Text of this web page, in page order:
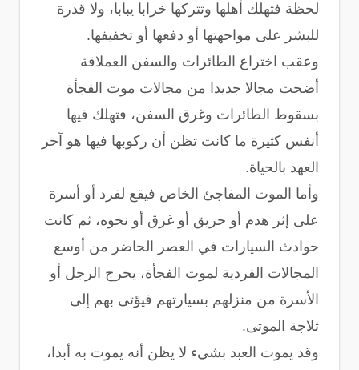
لحظة فتهلك أهلها وتتركها خرابا يبابا، ولا قدرة
للبشر على مواجهتها أو دفعها أو تخفيفها.
وعقب اختراع الطائرات والسفن العملاقة
أضحت مجالا جديدا من مجالات موت الفجأة
بسقوط الطائرات وغرق السفن، فتهلك فيها
أنفس كثيرة ما كانت تظن أن ركوبها فيها هو آخر
العهد بالحياة.
وأما الموت المفاجئ الخاص فيقع لفرد أو أسرة
على إثر هدم أو حريق أو غرق أو نحوه، ثم كانت
حوادث السيارات في العصر الحاضر من أوسع
المجالات الفردية لموت الفجأة، يخرج الرجل أو
الأسرة من منزلهم بسيارتهم فيؤتى بهم إلى
ثلاجة الموتى.
وقد يموت العبد بشيء لا يظن أنه يموت به أبدا،